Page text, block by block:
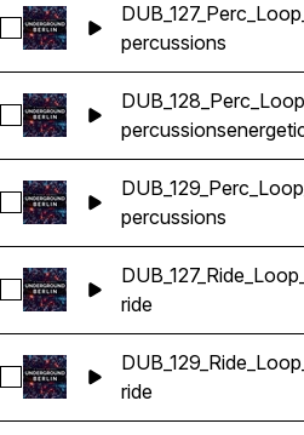
Sélectionnez
percussions
Sélectionnez
percussions
Sélectionnez
percussions
Sélectionnez
ride
Sélectionnez
ride